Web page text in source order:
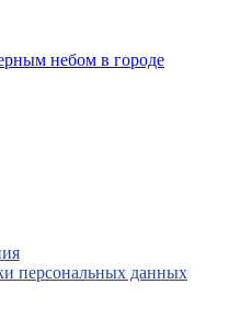
небом в городе
персональных данных